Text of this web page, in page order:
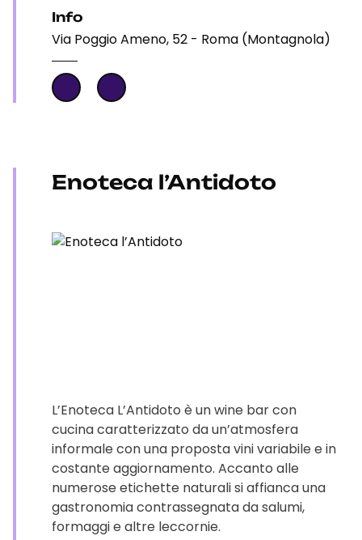
Info
Via Poggio Ameno, 52 - Roma (Montagnola)
Enoteca l’Antidoto
L’Enoteca L’Antidoto è un wine bar con
cucina caratterizzato da un’atmosfera
informale con una proposta vini variabile e in
costante aggiornamento. Accanto alle
numerose etichette naturali si affianca una
gastronomia contrassegnata da salumi,
formaggi e altre leccornie.